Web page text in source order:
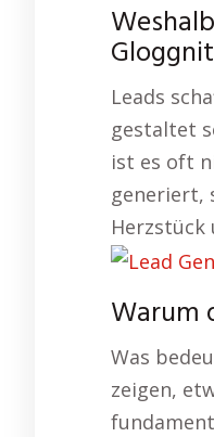
Leads
gestaltet
ist es oft
generiert,
Herzstück
Warum
Was
zeigen,